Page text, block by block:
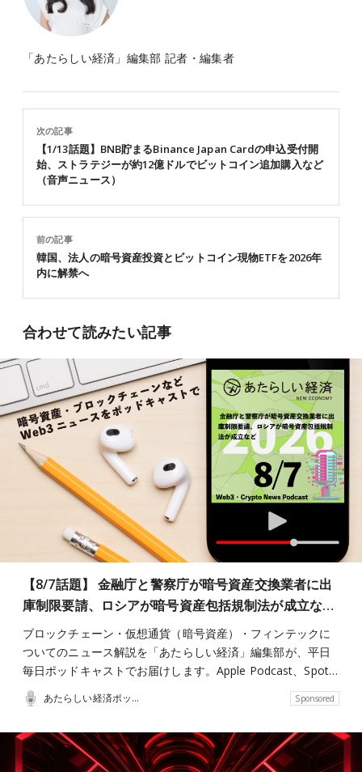
「あたらしい経済」編集部 記者・編集者
前の記事
韓国、法人の暗号資産投資とビットコイン現物ETFを2026年
内に解禁へ
次の記事
【1/13話題】BNB貯まるBinance Japan Cardの申込受付開
始、ストラテジーが約12億ドルでビットコイン追加購入など
（音声ニュース）
合わせて読みたい記事
【8/7話題】 金融庁と警察庁が暗号資産交換業者に出
庫制限要請、ロシアが暗号資産包括規制法が成立な…
ブロックチェーン・仮想通貨（暗号資産）・フィンテックに
ついてのニュース解説を「あたらしい経済」編集部が、平日
毎日ポッドキャストでお届けします。Apple Podcast、Spot…
あたらしい経済ポッドキャスト Sponsored